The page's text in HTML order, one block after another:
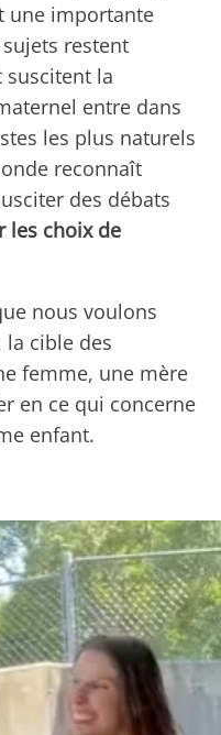
une importante
restent
la
entre dans
les plus naturels
reconnaît
des débats
les choix de
nous voulons
la cible des
femme, une mère
en ce qui concerne
enfant.